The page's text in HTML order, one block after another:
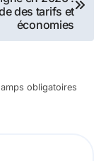
des tarifs et
économies
obligatoires